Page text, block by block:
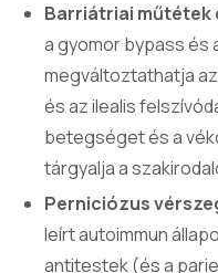
Barriátriai műtétek
a gyomor bypass és
megváltoztathatja
és az ilealis
betegséget és a
tárgyalja a
Perniciózus
leírt autoimmun
antitestek (és a